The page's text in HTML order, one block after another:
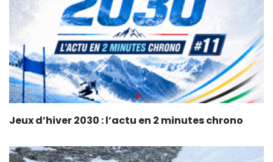
Jeux d’hiver 2030 : l’actu en 2 minutes chrono